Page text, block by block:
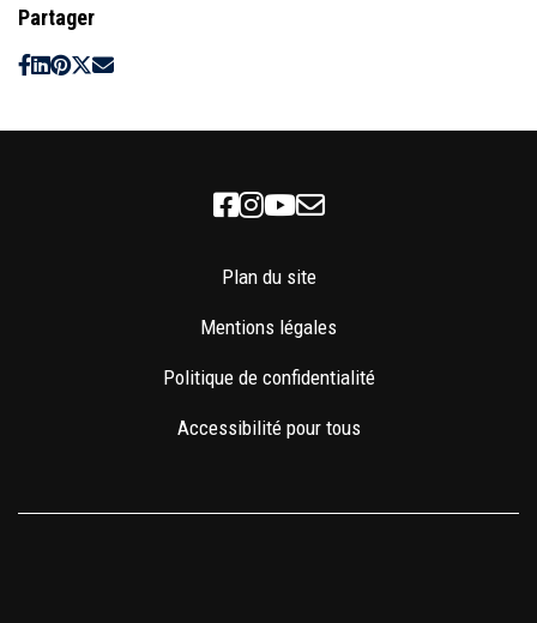
Partager
Facebook
Instagram
Youtube
Newsletter
Plan du site
Mentions légales
Politique de confidentialité
Accessibilité pour tous